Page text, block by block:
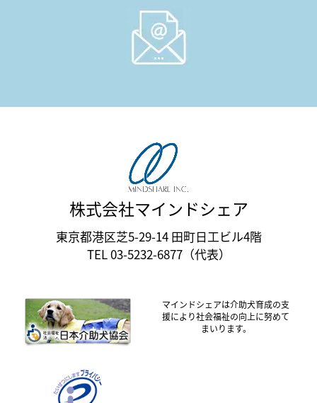
株式会社マインドシェア
東京都港区芝5-29-14 田町日工ビル4階
TEL 03-5232-6877（代表）
マインドシェアは介助犬育成の支
援により社会福祉の向上に努めて
まいります。